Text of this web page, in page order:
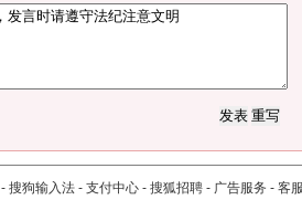
- 搜狗输入法 - 支付中心 - 搜狐招聘 - 广告服务 - 客